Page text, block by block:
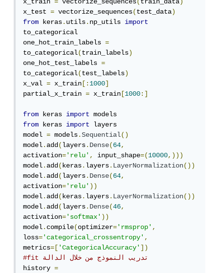
x_train = vectorize_sequences(train_data)
x_test = vectorize_sequences(test_data)
from keras.utils.np_utils import
to_categorical
one_hot_train_labels =
to_categorical(train_labels)
one_hot_test_labels =
to_categorical(test_labels)
x_val = x_train [:1000]
partial_x_train = x_train [1000:]
from keras import
from keras import
layers
model = models.Sequential()
model.add(layers.Dense(64,
activation='relu', input_shape=(10000,)))
model.add(keras.layers.LayerNormalization())
model.add(layers.Dense(64,
activation='relu'))
model.add(keras.layers.LayerNormalization())
model.add(layers.Dense(46,
activation='softmax'))
model.compile(optimizer='rmsprop',
loss='categorical_crossentropy',
metrics=['CategoricalAccuracy'])
history =